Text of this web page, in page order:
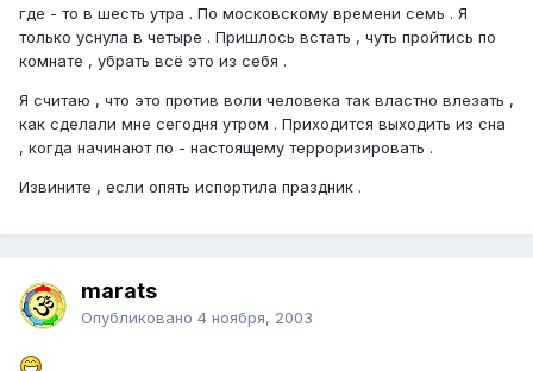
где - то в шесть утра . По московскому времени семь . Я
только уснула в четыре . Пришлось встать , чуть пройтись по
комнате , убрать всё это из себя .
Я считаю , что это против воли человека так властно влезать ,
как сделали мне сегодня утром . Приходится выходить из сна
, когда начинают по - настоящему терроризировать .
Извините , если опять испортила праздник .
marats
Опубликовано 4 ноября, 2003